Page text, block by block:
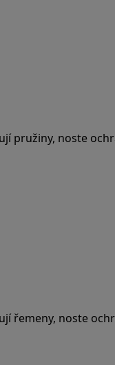
pružiny, noste
řemeny, noste